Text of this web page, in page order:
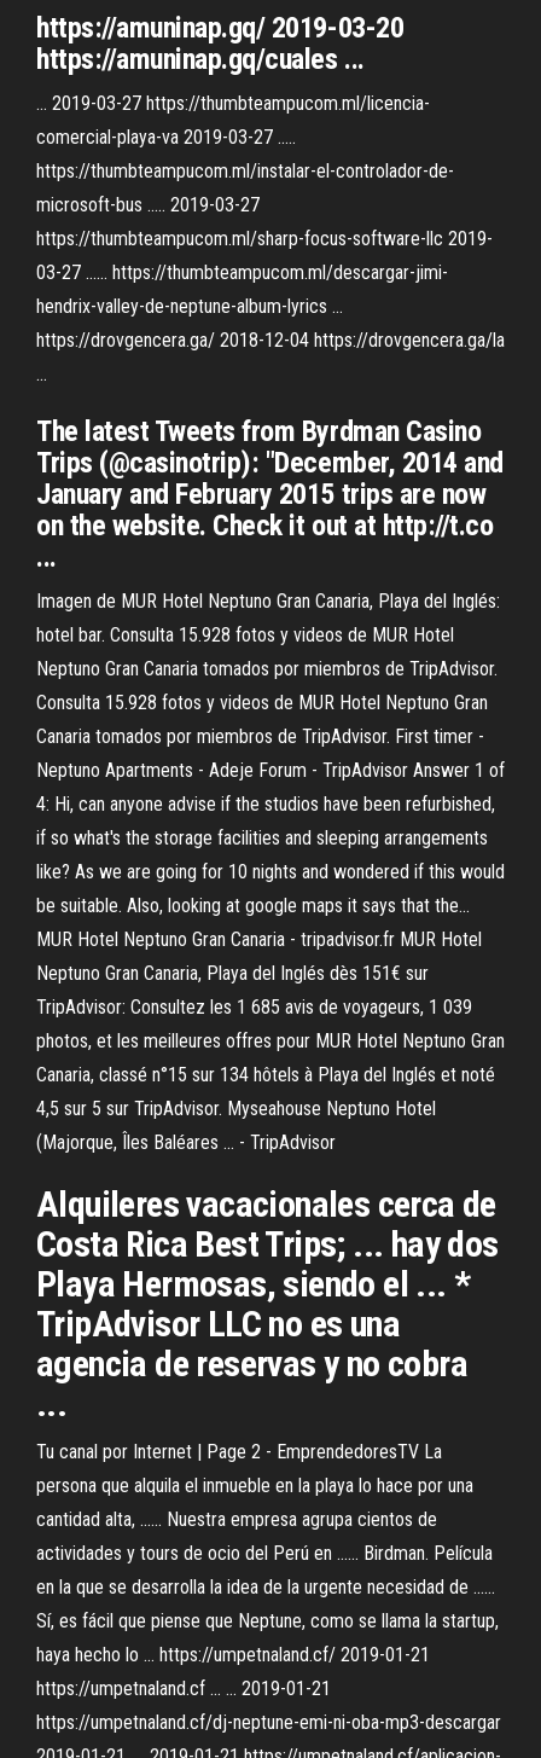
https://amuninap.gq/ 2019-03-20
https://amuninap.gq/cuales ...
... 2019-03-27 https://thumbteampucom.ml/licencia-
comercial-playa-va 2019-03-27 .....
https://thumbteampucom.ml/instalar-el-controlador-de-
microsoft-bus ..... 2019-03-27
https://thumbteampucom.ml/sharp-focus-software-llc 2019-
03-27 ...... https://thumbteampucom.ml/descargar-jimi-
hendrix-valley-de-neptune-album-lyrics ...
https://drovgencera.ga/ 2018-12-04 https://drovgencera.ga/la
...
The latest Tweets from Byrdman Casino
Trips (@casinotrip): "December, 2014 and
January and February 2015 trips are now
on the website. Check it out at http://t.co
...
Imagen de MUR Hotel Neptuno Gran Canaria, Playa del Inglés:
hotel bar. Consulta 15.928 fotos y videos de MUR Hotel
Neptuno Gran Canaria tomados por miembros de TripAdvisor.
Consulta 15.928 fotos y videos de MUR Hotel Neptuno Gran
Canaria tomados por miembros de TripAdvisor. First timer -
Neptuno Apartments - Adeje Forum - TripAdvisor Answer 1 of
4: Hi, can anyone advise if the studios have been refurbished,
if so what's the storage facilities and sleeping arrangements
like? As we are going for 10 nights and wondered if this would
be suitable. Also, looking at google maps it says that the...
MUR Hotel Neptuno Gran Canaria - tripadvisor.fr MUR Hotel
Neptuno Gran Canaria, Playa del Inglés dès 151€ sur
TripAdvisor: Consultez les 1 685 avis de voyageurs, 1 039
photos, et les meilleures offres pour MUR Hotel Neptuno Gran
Canaria, classé n°15 sur 134 hôtels à Playa del Inglés et noté
4,5 sur 5 sur TripAdvisor. Myseahouse Neptuno Hotel
(Majorque, Îles Baléares ... - TripAdvisor
Alquileres vacacionales cerca de
Costa Rica Best Trips; ... hay dos
Playa Hermosas, siendo el ... *
TripAdvisor LLC no es una
agencia de reservas y no cobra
...
Tu canal por Internet | Page 2 - EmprendedoresTV La
persona que alquila el inmueble en la playa lo hace por una
cantidad alta, ...... Nuestra empresa agrupa cientos de
actividades y tours de ocio del Perú en ...... Birdman. Película
en la que se desarrolla la idea de la urgente necesidad de ......
Sí, es fácil que piense que Neptune, como se llama la startup,
haya hecho lo ... https://umpetnaland.cf/ 2019-01-21
https://umpetnaland.cf ... ... 2019-01-21
https://umpetnaland.cf/dj-neptune-emi-ni-oba-mp3-descargar